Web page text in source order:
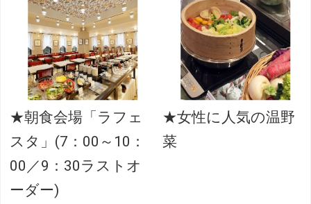
★朝食会場「ラフェ
スタ」(7：00～10：
00／9：30ラストオ
ーダー)
★女性に人気の温野
菜